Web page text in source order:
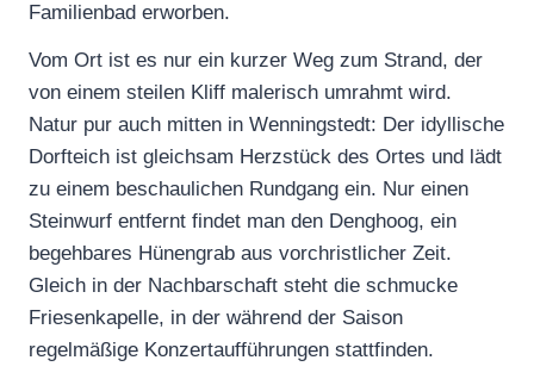
Familienbad erworben.
Vom Ort ist es nur ein kurzer Weg zum Strand, der
von einem steilen Kliff malerisch umrahmt wird.
Natur pur auch mitten in Wenningstedt: Der idyllische
Dorfteich ist gleichsam Herzstück des Ortes und lädt
zu einem beschaulichen Rundgang ein. Nur einen
Steinwurf entfernt findet man den Denghoog, ein
begehbares Hünengrab aus vorchristlicher Zeit.
Gleich in der Nachbarschaft steht die schmucke
Friesenkapelle, in der während der Saison
regelmäßige Konzertaufführungen stattfinden.